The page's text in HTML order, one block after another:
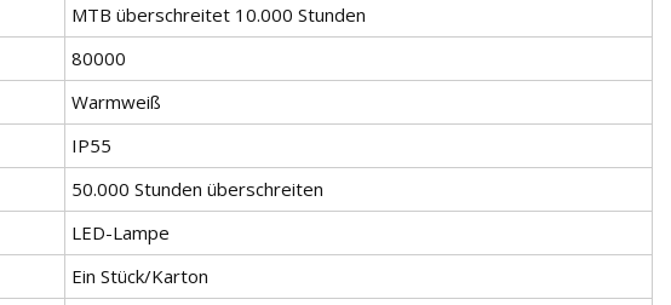
MTB überschreitet 10.000 Stunden
80000
Warmweiß
IP55
50.000 Stunden überschreiten
LED-Lampe
Ein Stück/Karton